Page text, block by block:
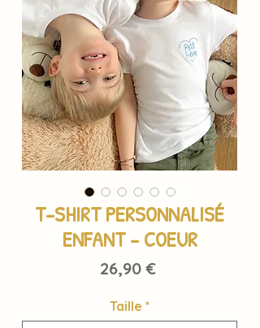
T-SHIRT PERSONNALISÉ
ENFANT - COEUR
26,90 €Prix
Taille *